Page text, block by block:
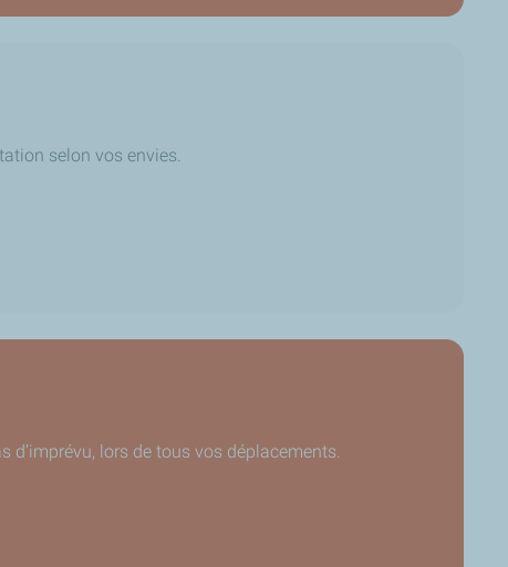
selon vos envies.
d’imprévu, lors de tous vos déplacements.